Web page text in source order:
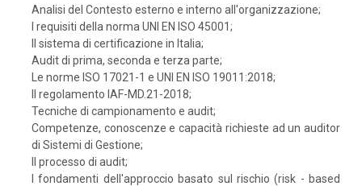
Analisi del Contesto esterno e interno all'organizzazione;
I requisiti della norma UNI EN ISO 45001;
Il sistema di certificazione in Italia;
Audit di prima, seconda e terza parte;
Le norme ISO 17021-1 e UNI EN ISO 19011:2018;
Il regolamento IAF-MD.21-2018;
Tecniche di campionamento e audit;
Competenze, conoscenze e capacità richieste ad un auditor
di Sistemi di Gestione;
Il processo di audit;
I fondamenti dell'approccio basato sul rischio (risk - based